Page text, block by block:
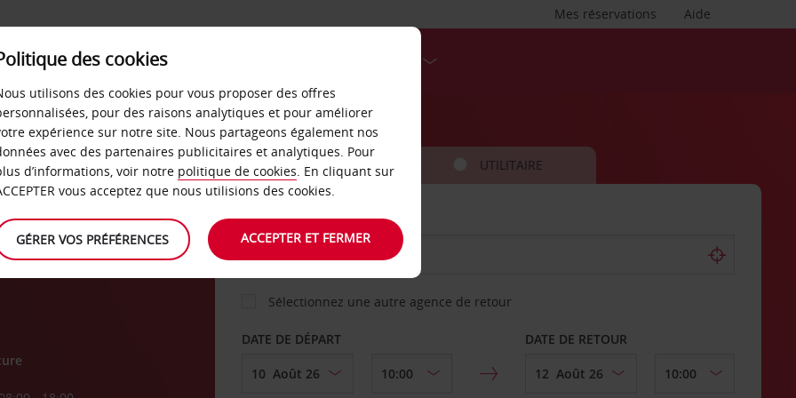
Aide
Mes réservations
LIBRE-SERVICE
VOITURE UTILITAIRE
AGENCE DE DÉPART
Sélectionnez une autre agence de retour
DATE DE DÉPART DATE DE RETOUR
des cookies
utilisons des cookies pour vous proposer des offres
pour des raisons analytiques et pour améliorer
expérience sur notre site. Nous partageons également nos
avec des partenaires publicitaires et analytiques. Pour
d’informations, voir notre politique de cookies. En cliquant sur
vous acceptez que nous utilisions des cookies.
GÉRER VOS PRÉFÉRENCES ACCEPTER ET FERMER